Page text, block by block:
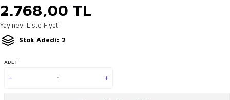
2.768,00 TL
Yayınevi Liste Fiyatı:
Stok Adedi: 2
ADET